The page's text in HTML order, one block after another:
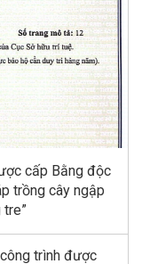
cấp Bằng độc
trồng cây ngập
trình được